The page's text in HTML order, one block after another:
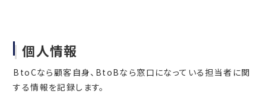
個人情報
BtoCなら顧客自身、BtoBなら窓口になっている担当者に関
する情報を記録します。